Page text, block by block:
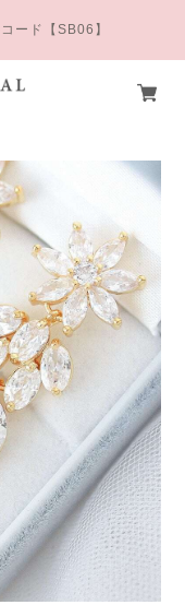
ード【SB06】